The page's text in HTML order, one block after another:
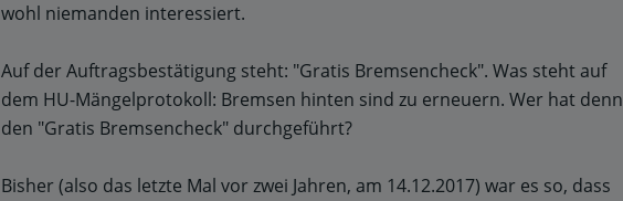
wohl niemanden interessiert.
Auf der Auftragsbestätigung steht: "Gratis Bremsencheck". Was steht auf
dem HU-Mängelprotokoll: Bremsen hinten sind zu erneuern. Wer hat denn
den "Gratis Bremsencheck" durchgeführt?
Bisher (also das letzte Mal vor zwei Jahren, am 14.12.2017) war es so, dass